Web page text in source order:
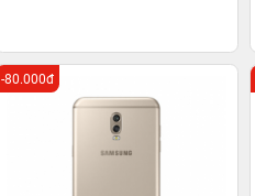
-80.000đ